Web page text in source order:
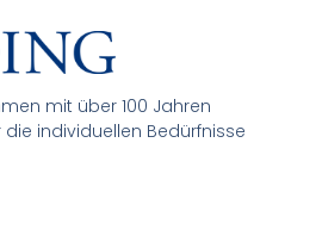
mit über 100 Jahren
die individuellen Bedürfnisse